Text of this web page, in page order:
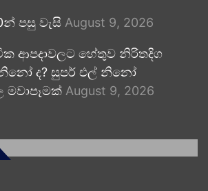
පසු වැසි August 9, 2026
ආපදාවලට හේතුව නිරිතදිග
ද? සුපර් එල් නිනෝ
මවාපෑමක් August 9, 2026